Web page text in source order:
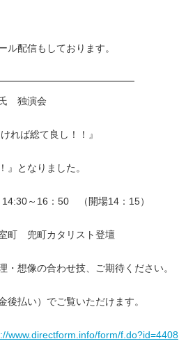
ル配信もしております。
氏 独演会
れば総て良し！！』
』となりました。
～16：50 （開場14：15）
町 兜町カタリスト登壇
・想像の合わせ技、ご期待ください。
後払い）でご覧いただけます。
www.directform.info/form/f.do?id=4408